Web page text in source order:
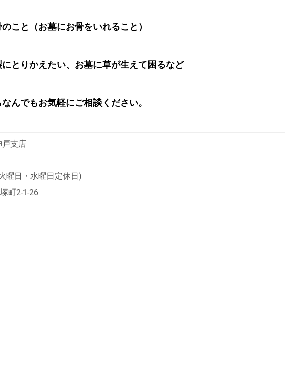
こと（お墓にお骨をいれること）
とりかえたい、お墓に草が生えて困るなど
んでもお気軽にご相談ください。
戸支店
曜日・水曜日定休日)
町2‐1‐26